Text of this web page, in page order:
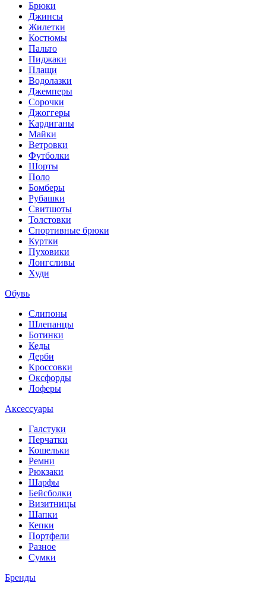
Брюки
Джинсы
Жилетки
Костюмы
Пальто
Пиджаки
Плащи
Водолазки
Джемперы
Сорочки
Джоггеры
Кардиганы
Майки
Ветровки
Футболки
Шорты
Поло
Бомберы
Рубашки
Свитшоты
Толстовки
Спортивные брюки
Куртки
Пуховики
Лонгсливы
Худи
Обувь
Слипоны
Шлепанцы
Ботинки
Кеды
Дерби
Кроссовки
Оксфорды
Лоферы
Аксессуары
Галстуки
Перчатки
Кошельки
Ремни
Рюкзаки
Шарфы
Бейсболки
Визитницы
Шапки
Кепки
Портфели
Разное
Сумки
Бренды